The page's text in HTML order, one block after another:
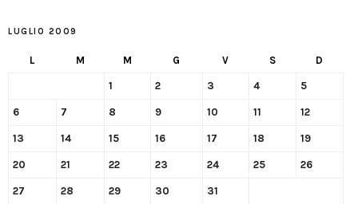
LUGLIO 2009
L M M G V S D
1 2 3 4 5
6 7 8 9 10 11 12
13 14 15 16 17 18 19
20 21 22 23 24 25 26
27 28 29 30 31